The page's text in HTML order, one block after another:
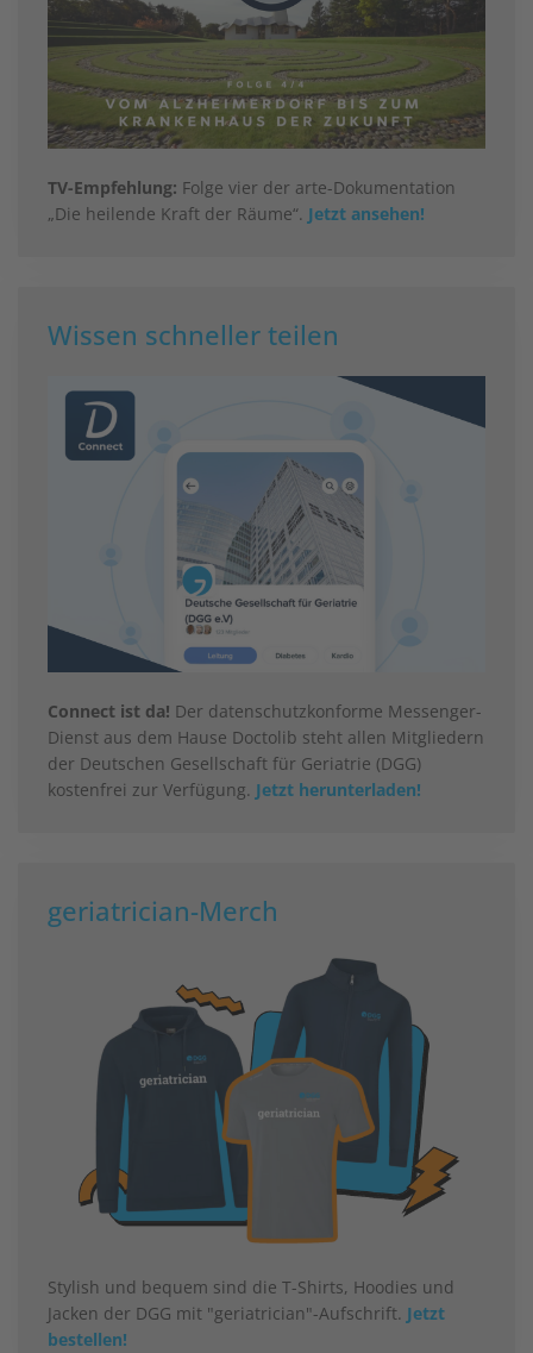
TV-Empfehlung: Folge vier der arte-Dokumentation
„Die heilende Kraft der Räume“. Jetzt ansehen!
Wissen schneller teilen
Connect ist da! Der datenschutzkonforme Messenger-
Dienst aus dem Hause Doctolib steht allen Mitgliedern
der Deutschen Gesellschaft für Geriatrie (DGG)
kostenfrei zur Verfügung. Jetzt herunterladen!
geriatrician-Merch
Stylish und bequem sind die T-Shirts, Hoodies und
Jacken der DGG mit "geriatrician"-Aufschrift. Jetzt
bestellen!